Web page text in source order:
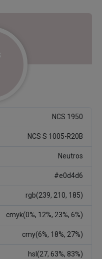
NCS 1950
NCS S 1005-R20B
Neutros
#e0d4d6
rgb(239, 210, 185)
cmyk(0%, 12%, 23%, 6%)
cmy(6%, 18%, 27%)
hsl(27, 63%, 83%)